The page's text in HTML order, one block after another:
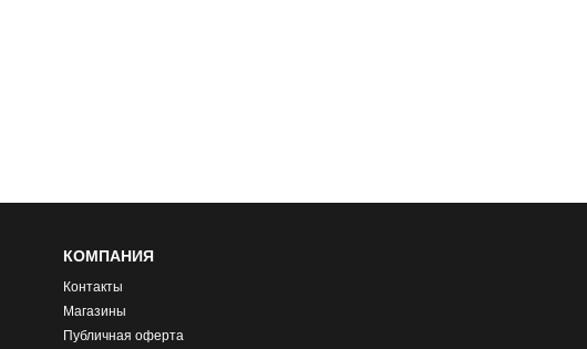
КОМПАНИЯ
Контакты
Магазины
Публичная оферта